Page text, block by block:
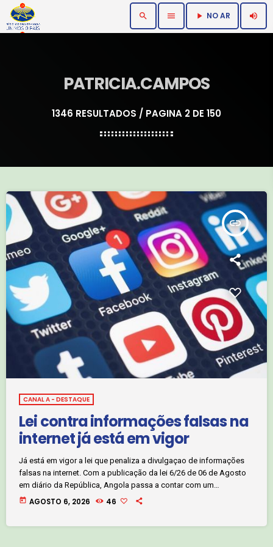
search menu play_arrow NO AR volume_up
PATRICIA.CAMPOS
1346 RESULTADOS / PAGINA 2 DE 150
insert_link
CANAL A - DESTAQUE
Lei contra informações falsas na
internet já está em vigor
Já está em vigor a lei que penaliza a divulgaçao de informações
falsas na internet. Com a publicação da lei 6/26 de 06 de Agosto
em diário da República, Angola passa a contar com um
instrumento jurídico novo para reforçar a prevenção e combate
today AGOSTO 6, 2026 46